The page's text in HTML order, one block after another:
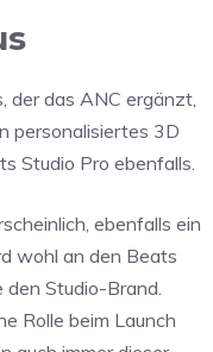
der das ANC ergänzt,
personalisiertes 3D
Studio Pro ebenfalls.
ebenfalls ein
wohl an den Beats
Studio-Brand.
Rolle beim Launch